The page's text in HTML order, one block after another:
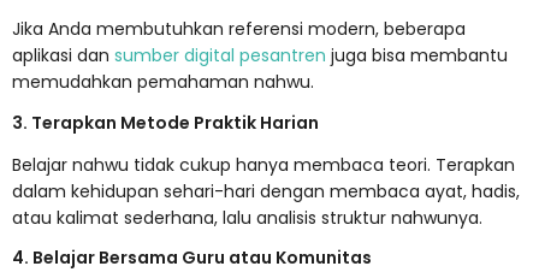
Jika Anda membutuhkan referensi modern, beberapa
aplikasi dan sumber digital pesantren juga bisa membantu
memudahkan pemahaman nahwu.
3. Terapkan Metode Praktik Harian
Belajar nahwu tidak cukup hanya membaca teori. Terapkan
dalam kehidupan sehari-hari dengan membaca ayat, hadis,
atau kalimat sederhana, lalu analisis struktur nahwunya.
4. Belajar Bersama Guru atau Komunitas